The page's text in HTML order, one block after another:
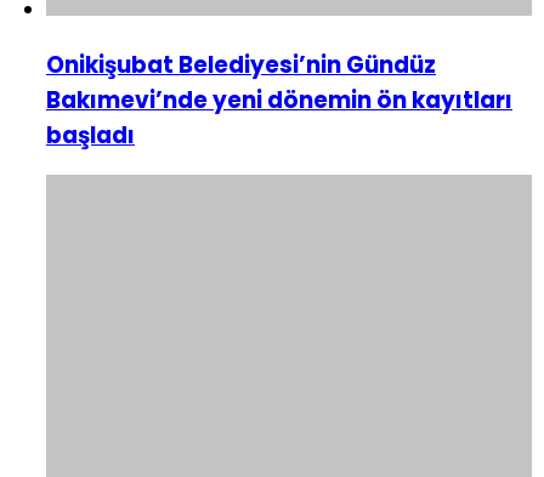
Onikişubat Belediyesi’nin Gündüz
Bakımevi’nde yeni dönemin ön kayıtları
başladı